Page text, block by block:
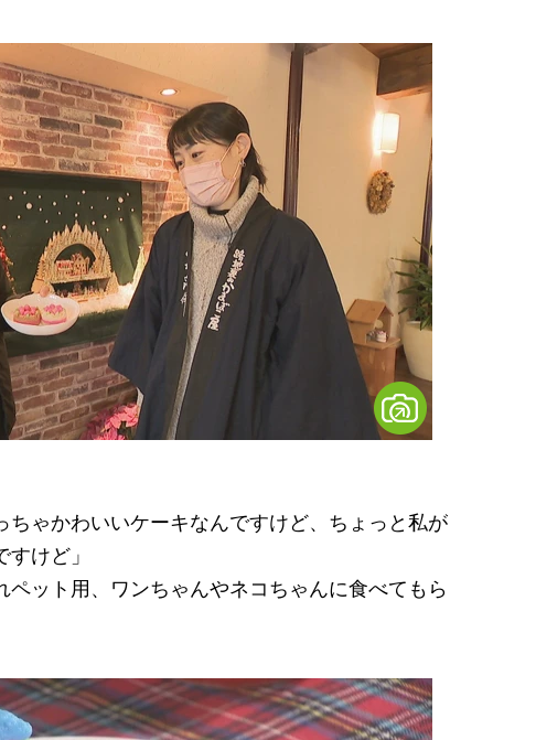
ゃかわいいケーキなんですけど、ちょっと私が
けど」
ット用、ワンちゃんやネコちゃんに食べてもら